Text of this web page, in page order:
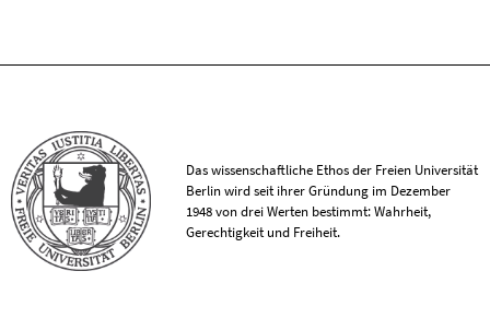
Das wissenschaftliche Ethos der Freien Universität
Berlin wird seit ihrer Gründung im Dezember
1948 von drei Werten bestimmt: Wahrheit,
Gerechtigkeit und Freiheit.